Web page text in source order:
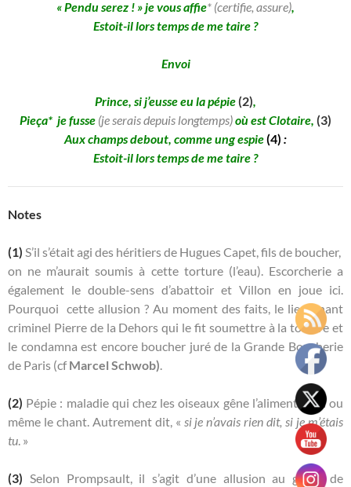
« Pendu serez ! » je vous affie* (certifie, assure),
Estoit-il lors temps de me taire ?
Envoi
Prince, si j’eusse eu la pépie(2),
Pieça* je fusse (je serais depuis longtemps)où est Clotaire, (3)
Aux champs debout, comme ung espie(4) :
Estoit-il lors temps de me taire ?
Notes
(1) S’il s’était agi des héritiers de Hugues Capet, fils de boucher,
on ne m’aurait soumis à cette torture (l’eau). Escorcherie a
également le double-sens d’abattoir et Villon en joue ici.
Pourquoi cette allusion ? Au moment des faits, le lieutenant
criminel Pierre de la Dehors qui le fit soumettre à la torture et
le condamna est encore boucher juré de la Grande Boucherie
de Paris (cfMarcel Schwob).
(2) Pépie : maladie qui chez les oiseaux gêne l’alimentation ou
même le chant. Autrement dit, « si je n’avais rien dit, si je m’étais
tu. »
(3) Selon Prompsault, il s’agit d’une allusion au gibier de